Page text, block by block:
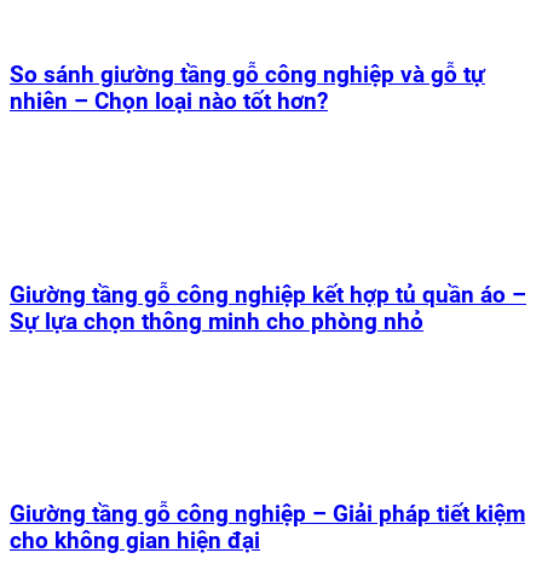
So sánh giường tầng gỗ công nghiệp và gỗ tự
nhiên – Chọn loại nào tốt hơn?
Giường tầng gỗ công nghiệp kết hợp tủ quần áo –
Sự lựa chọn thông minh cho phòng nhỏ
Giường tầng gỗ công nghiệp – Giải pháp tiết kiệm
cho không gian hiện đại